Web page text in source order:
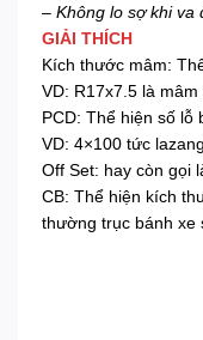
– Không lo sợ khi va
GIẢI THÍCH
Kích thước mâm:
VD: R17x7.5 là
PCD: Thể hiện số lỗ
VD: 4×100 tức
Off Set: hay còn gọi
CB: Thể hiện kích
thường trục bánh xe